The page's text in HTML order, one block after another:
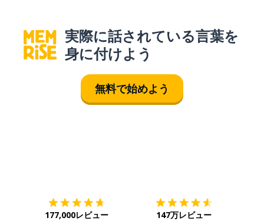
実際に話されている言葉を
身に付けよう
無料で始めよう
177,000レビュー 147万レビュー